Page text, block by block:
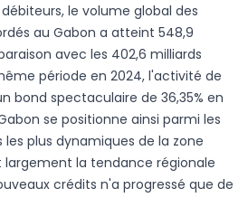
débiteurs, le volume global des
au Gabon a atteint 548,9
avec les 402,6 milliards
période en 2024, l'activité de
bond spectaculaire de 36,35% en
se positionne ainsi parmi les
plus dynamiques de la zone
largement la tendance régionale
crédits n'a progressé que de